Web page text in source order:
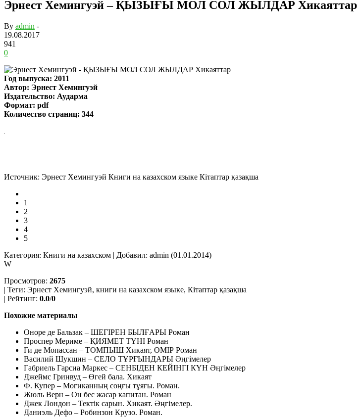
Эрнест Хемингуэй – ҚЫЗЫҒЫ МОЛ СОЛ ЖЫЛДАР Хикаяттар
By admin -
19.08.2017
941
0
Год выпуска: 2011
Автор: Эрнест Хемингуэй
Издательство: Аударма
Формат: pdf
Количество страниц: 344
Источник: Эрнест Хемингуэй Книги на казахском языке Кітаптар қазақша
1
2
3
4
5
Категория: Книги на казахском | Добавил: admin (01.01.2014)
W
Просмотров: 2675
| Теги: Эрнест Хемингуэй, книги на казахском языке, Кітаптар қазақша
| Рейтинг: 0.0/0
Похожие материалы
Оноре де Бальзак – ШЕГІРЕН БЫЛҒАРЫ Роман
Проспер Мериме – ҚИЯМЕТ ТҮНІ Роман
Ги де Мопассан – ТОМПЫШ Хикаят, ӨМІР Роман
Василий Шукшин – СЕЛО ТҰРҒЫНДАРЫ Әңгімелер
Габриель Гарсиа Маркес – СЕНБІДЕН КЕЙІНГІ КҮН Әңгімелер
Джеймс Гринвуд – Өгей бала. Хикаят
Ф. Купер – Могиканның соңғы тұяғы. Роман.
Жюль Верн – Он бес жасар капитан. Роман
Джек Лондон – Тектік сарын. Хикаят. Әңгімелер.
Даниэль Дефо – Робинзон Крузо. Роман.